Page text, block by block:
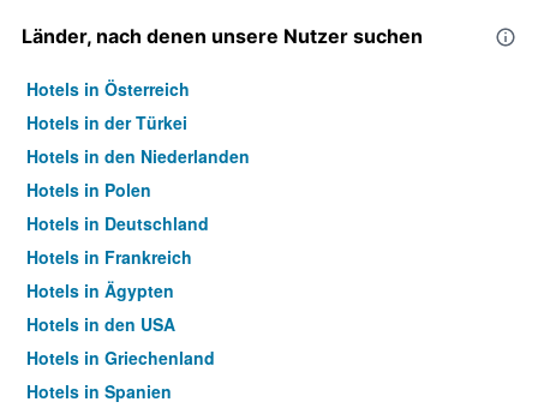
Länder, nach denen unsere Nutzer suchen
Hotels in Österreich
Hotels in der Türkei
Hotels in den Niederlanden
Hotels in Polen
Hotels in Deutschland
Hotels in Frankreich
Hotels in Ägypten
Hotels in den USA
Hotels in Griechenland
Hotels in Spanien